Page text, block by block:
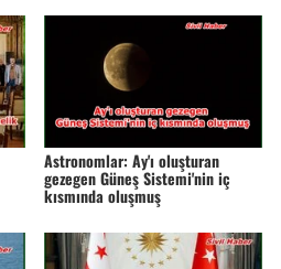
Astronomlar: Ay'ı oluşturan
gezegen Güneş Sistemi'nin iç
kısmında oluşmuş